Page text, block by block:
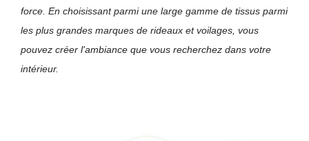
force. En choisissant parmi une large gamme de tissus parmi
les plus grandes marques de rideaux et voilages, vous
pouvez créer l'ambiance que vous recherchez dans votre
intérieur.